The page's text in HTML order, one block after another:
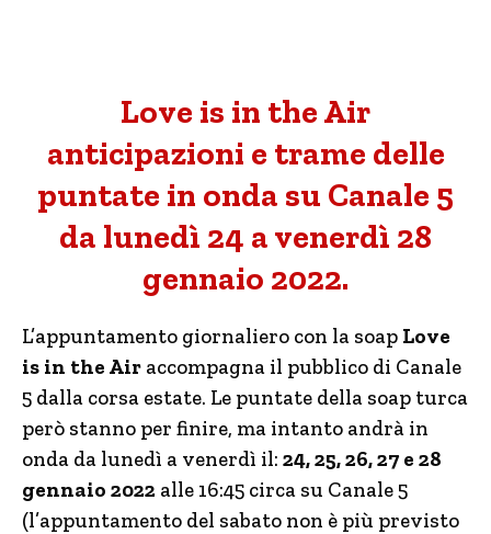
Love is in the Air
anticipazioni e trame delle
puntate in onda su Canale 5
da lunedì 24 a venerdì 28
gennaio 2022.
L’appuntamento giornaliero con la soap Love
is in the Air accompagna il pubblico di Canale
5 dalla corsa estate. Le puntate della soap turca
però stanno per finire, ma intanto andrà in
onda da lunedì a venerdì il: 24, 25, 26, 27 e 28
gennaio 2022 alle 16:45 circa su Canale 5
(l’appuntamento del sabato non è più previsto